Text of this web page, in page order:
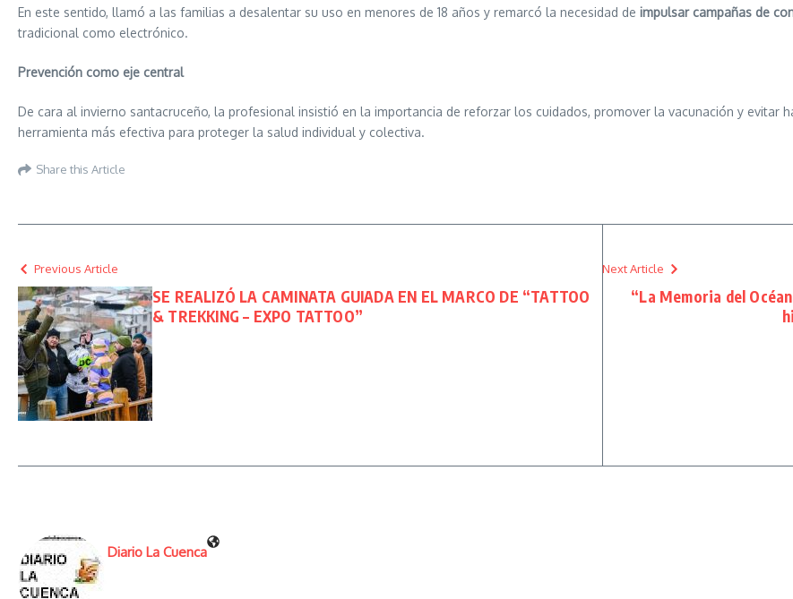
En este sentido, llamó a las familias a desalentar su uso en menores de 18 años y remarcó la necesidad de impulsar campañas de
tradicional como electrónico.
Prevención como eje central
De cara al invierno santacruceño, la profesional insistió en la importancia de reforzar los cuidados, promover la vacunación y evitar
herramienta más efectiva para proteger la salud individual y colectiva.
Share this Article
Previous Article
SE REALIZÓ LA CAMINATA GUIADA EN EL MARCO DE “TATTOO
& TREKKING – EXPO TATTOO”
Next Article
“La Memoria del
Diario La Cuenca